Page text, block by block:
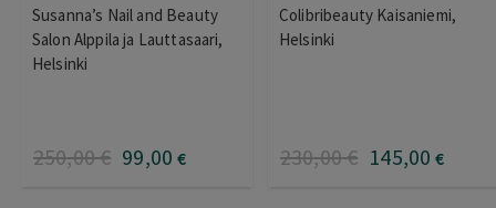
Susanna’s Nail and Beauty
Salon Alppila ja Lauttasaari,
Helsinki
250,00€ 99,00 €
Colibribeauty Kaisaniemi,
Helsinki
230,00€ 145,00 €